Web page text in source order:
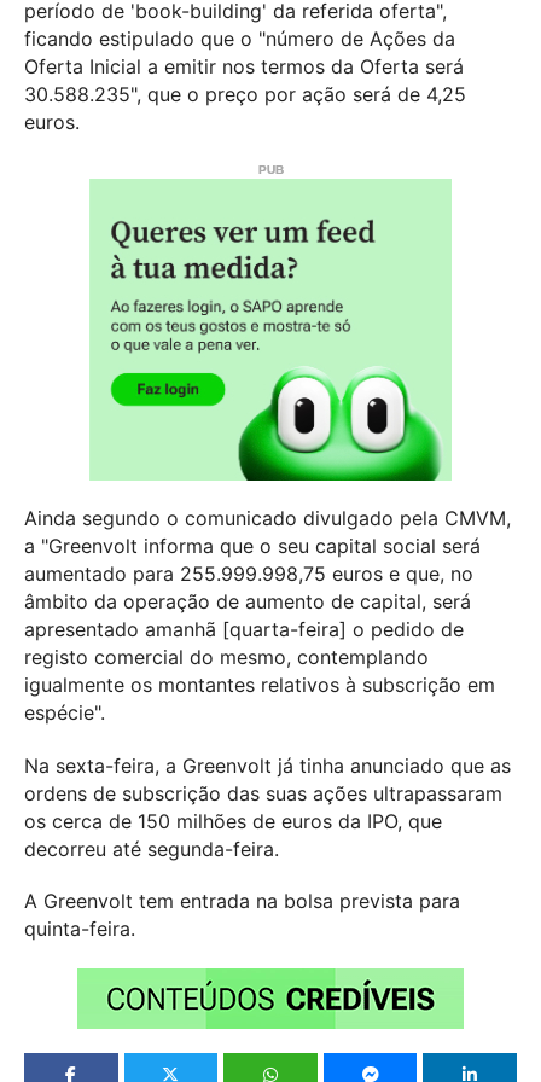
período de 'book-building' da referida oferta",
ficando estipulado que o "número de Ações da
Oferta Inicial a emitir nos termos da Oferta será
30.588.235", que o preço por ação será de 4,25
euros.
Ainda segundo o comunicado divulgado pela CMVM,
a "Greenvolt informa que o seu capital social será
aumentado para 255.999.998,75 euros e que, no
âmbito da operação de aumento de capital, será
apresentado amanhã [quarta-feira] o pedido de
registo comercial do mesmo, contemplando
igualmente os montantes relativos à subscrição em
espécie".
Na sexta-feira, a Greenvolt já tinha anunciado que as
ordens de subscrição das suas ações ultrapassaram
os cerca de 150 milhões de euros da IPO, que
decorreu até segunda-feira.
A Greenvolt tem entrada na bolsa prevista para
quinta-feira.